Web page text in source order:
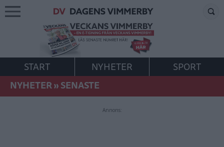
START NYHETER
SPORT
NYHETER»SENASTE
Annons: